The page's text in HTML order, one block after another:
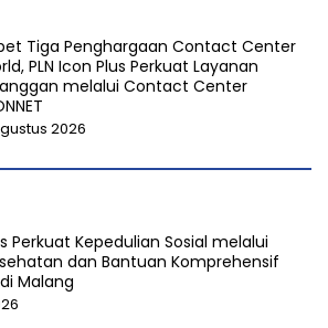
Tiga Penghargaan Contact Center
PLN Icon Plus Perkuat Layanan
melalui Contact Center
2026
Perkuat Kepedulian Sosial melalui
dan Bantuan Komprehensif
Malang